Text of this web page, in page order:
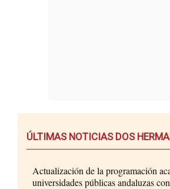
ÚLTIMAS NOTICIAS DOS
Actualización de la programación
universidades públicas andaluzas